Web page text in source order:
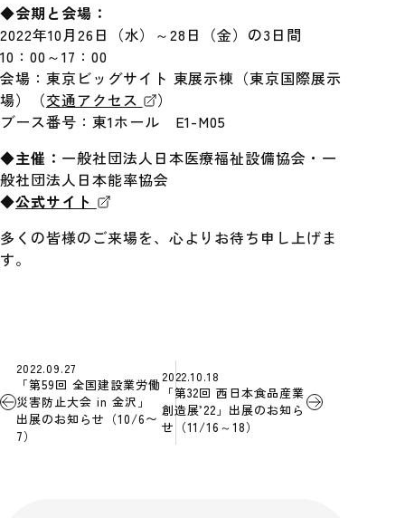
◆会期と会場：
2022年10月26日（水）～28日（金）の3日間
10：00～17：00
会場：東京ビッグサイト 東展示棟（東京国際展示
場）（交通アクセス
）
ブース番号：東1ホール E1-M05
◆主催： 一般社団法人日本医療福祉設備協会・一
般社団法人日本能率協会
◆公式サイト
多くの皆様のご来場を、心よりお待ち申し上げま
す。
2022.09.27
「第59回 全国建設業労働
災害防止大会 in 金沢」
出展のお知らせ（10/6〜
7）
2022.10.18
「第32回 西日本食品産業
創造展’22」出展のお知ら
せ（11/16～18）